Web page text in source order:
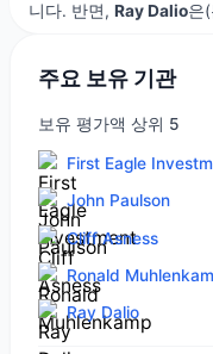
니다. 반면, Ray Dalio은
주요 보유 기관
보유 평가액 상위 5
First Eagle
John Paulson
Cliff Asness
Ronald
Ray Dalio